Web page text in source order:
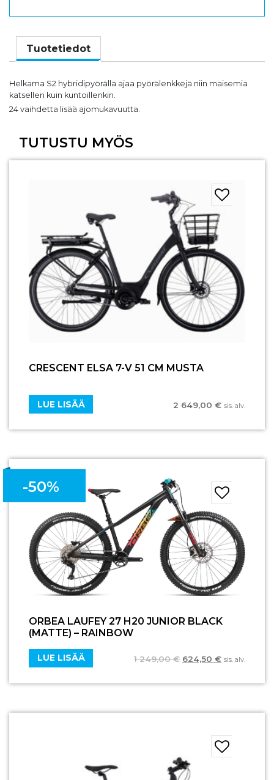
Tuotetiedot
Helkama S2 hybridipyörällä ajaa pyörälenkkejä niin maisemia
katsellen kuin kuntoillenkin.
24 vaihdetta lisää ajomukavuutta.
TUTUSTU MYÖS
CRESCENT ELSA 7-V 51 CM MUSTA
2 649,00 € sis. alv.
LUE LISÄÄ
-50%
ORBEA LAUFEY 27 H20 JUNIOR BLACK
(MATTE) – RAINBOW
1 249,00€ 624,50 € sis. alv.
LUE LISÄÄ